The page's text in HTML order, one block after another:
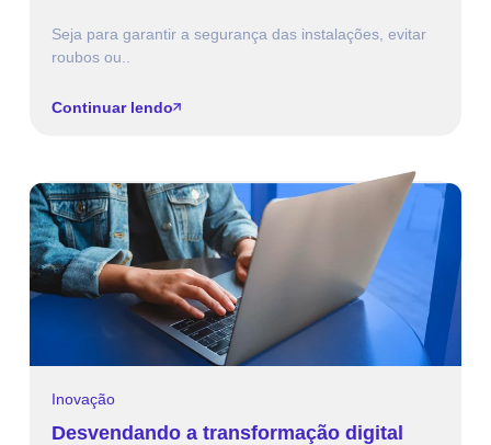
Seja para garantir a segurança das instalações, evitar
roubos ou..
Continuar lendo
Inovação
Desvendando a transformação digital